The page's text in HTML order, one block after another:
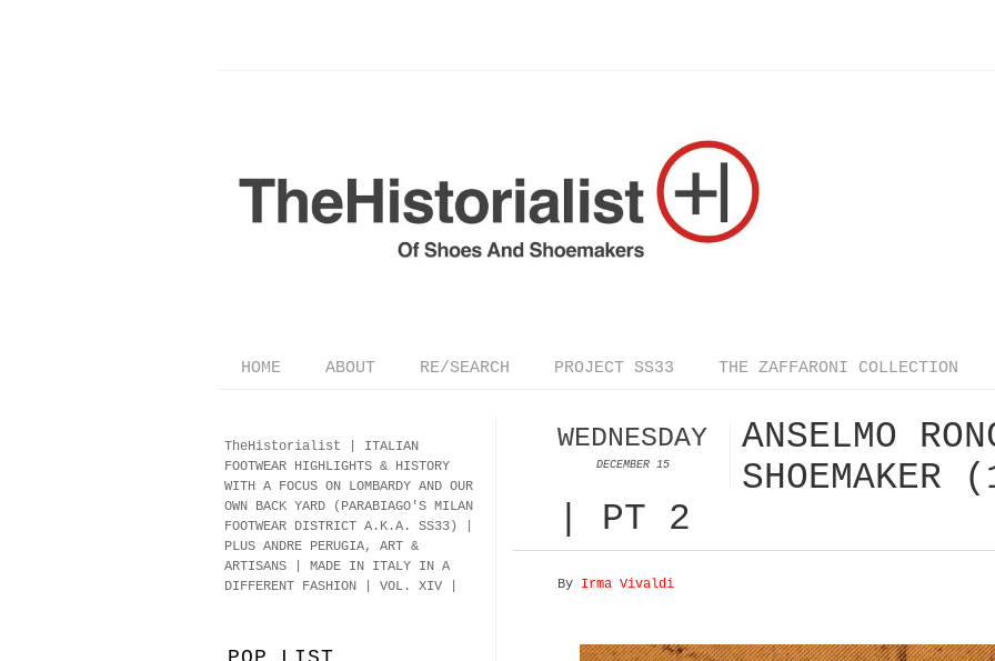
HOME ABOUT RE/SEARCH PROJECT SS33 THE ZAFFARONI COLLECTION
WEDNESDAY
DECEMBER 15
ANSELMO
| PT 2
By Irma Vivaldi
TheHistorialist | ITALIAN
FOOTWEAR HIGHLIGHTS & HISTORY
WITH A FOCUS ON LOMBARDY AND OUR
OWN BACK YARD (PARABIAGO'S MILAN
FOOTWEAR DISTRICT A.K.A. SS33)
PLUS ANDRE PERUGIA, ART &
ARTISANS | MADE IN ITALY IN A
DIFFERENT FASHION | VOL. XIV |